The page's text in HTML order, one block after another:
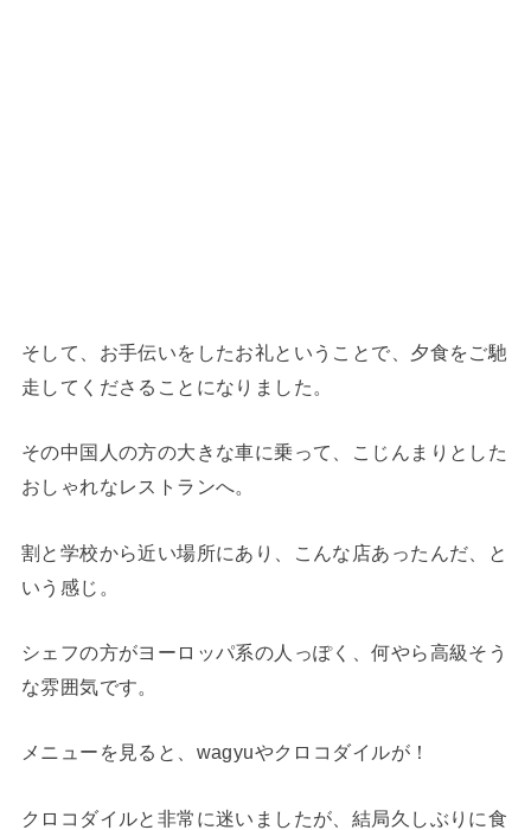
そして、お手伝いをしたお礼ということで、夕食をご馳
走してくださることになりました。
その中国人の方の大きな車に乗って、こじんまりとした
おしゃれなレストランへ。
割と学校から近い場所にあり、こんな店あったんだ、と
いう感じ。
シェフの方がヨーロッパ系の人っぽく、何やら高級そう
な雰囲気です。
メニューを見ると、wagyuやクロコダイルが！
クロコダイルと非常に迷いましたが、結局久しぶりに食